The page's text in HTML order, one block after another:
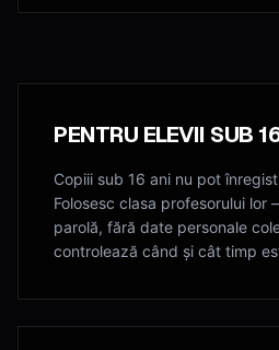
PENTRU ELEVII SUB
Copiii sub 16 ani nu pot
Folosesc clasa profesorului lor
parolă, fără date personale
controlează când și cât timp